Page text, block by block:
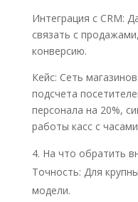
Интеграция с CRM:
связать с
конверсию.
Кейс: Сеть
подсчета
персонала на 20%,
работы касс с
На что обратить
Точность: Для
модели.